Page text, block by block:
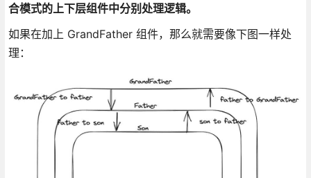
合模式的上下层组件中分别处理逻辑。
如果在加上 GrandFather 组件，那么就需要像下图一样处
理：